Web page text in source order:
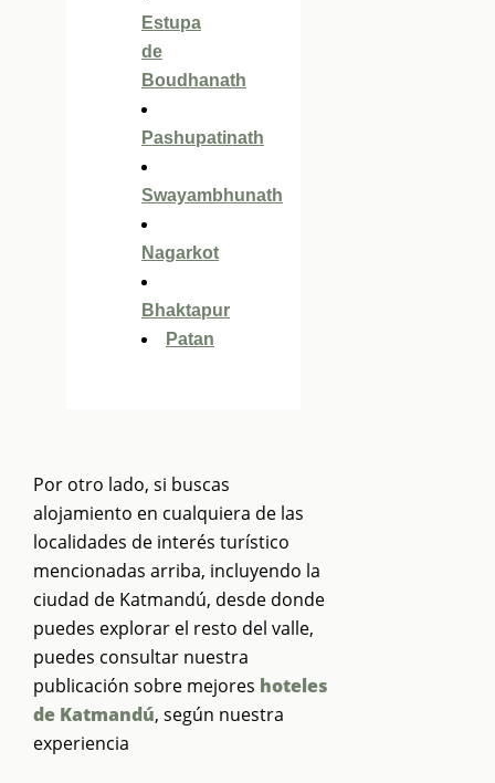
Estupa
de
Boudhanath
Pashupatinath
Swayambhunath
Nagarkot
Bhaktapur
Patan
Por otro lado, si buscas
alojamiento en cualquiera de las
localidades de interés turístico
mencionadas arriba, incluyendo la
ciudad de Katmandú, desde donde
puedes explorar el resto del valle,
puedes consultar nuestra
publicación sobre mejores hoteles
de Katmandú, según nuestra
experiencia